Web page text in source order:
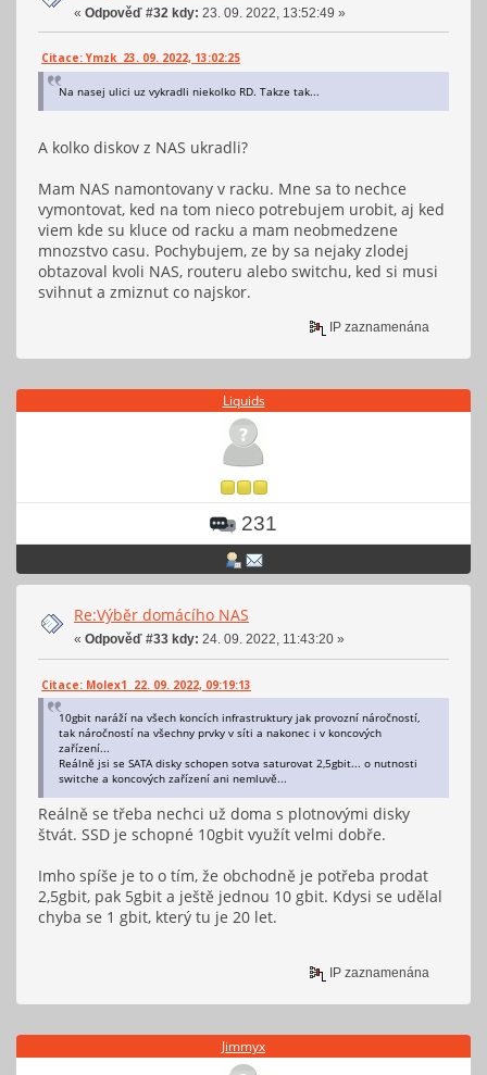
« Odpověď #32 kdy: 23. 09. 2022, 13:52:49 »
Citace: Ymzk 23. 09. 2022, 13:02:25
Na nasej ulici uz vykradli niekolko RD. Takze tak...
A kolko diskov z NAS ukradli?
Mam NAS namontovany v racku. Mne sa to nechce
vymontovat, ked na tom nieco potrebujem urobit, aj ked
viem kde su kluce od racku a mam neobmedzene
mnozstvo casu. Pochybujem, ze by sa nejaky zlodej
obtazoval kvoli NAS, routeru alebo switchu, ked si musi
svihnut a zmiznut co najskor.
IP zaznamenána
Liquids
231
Re:Výběr domácího NAS
« Odpověď #33 kdy: 24. 09. 2022, 11:43:20 »
Citace: Molex1 22. 09. 2022, 09:19:13
10gbit naráží na všech koncích infrastruktury jak provozní náročností,
tak náročností na všechny prvky v síti a nakonec i v koncových
zařízení...
Reálně jsi se SATA disky schopen sotva saturovat 2,5gbit... o nutnosti
switche a koncových zařízení ani nemluvě...
Reálně se třeba nechci už doma s plotnovými disky
štvát. SSD je schopné 10gbit využít velmi dobře.
Imho spíše je to o tím, že obchodně je potřeba prodat
2,5gbit, pak 5gbit a ještě jednou 10 gbit. Kdysi se udělal
chyba se 1 gbit, který tu je 20 let.
IP zaznamenána
Jimmyx